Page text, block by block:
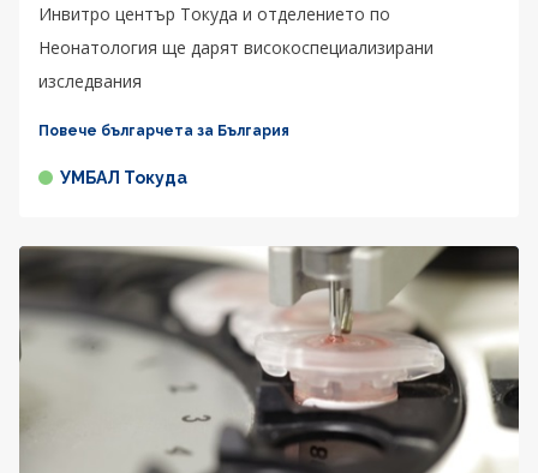
Инвитро център Токуда и отделението по
Неонатология ще дарят високоспециализирани
изследвания
Повече българчета за България
УМБАЛ Токуда